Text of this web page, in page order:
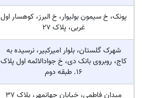
پونک، خ سیمون بولیوار، خ البرز، کوهسار اول
غربی، پلاک 27
شهرک گلستان، بلوار امیرکبیر، نرسیده به
کاج، روبروی بانک دی، خ جوادالائمه اول پلاک
۱۶. طبقه دوم
میدان فاطمی، خیابان جهانمهر، پلاک 37